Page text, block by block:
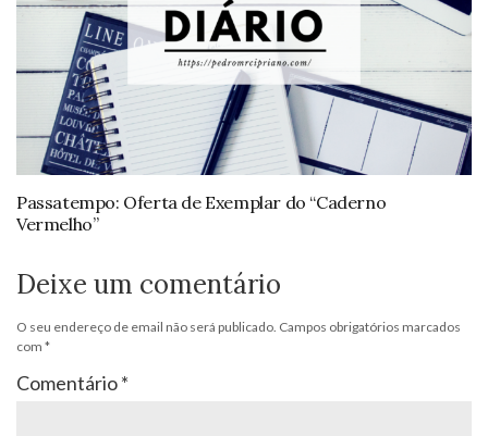
Passatempo: Oferta de Exemplar do “Caderno
Vermelho”
Deixe um comentário
O seu endereço de email não será publicado. Campos obrigatórios marcados
com *
Comentário*